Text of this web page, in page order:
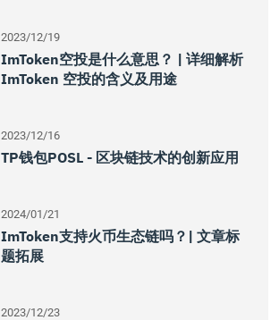
2023/12/19
ImToken空投是什么意思？ | 详细解析
ImToken 空投的含义及用途
2023/12/16
TP钱包POSL - 区块链技术的创新应用
2024/01/21
ImToken支持火币生态链吗？| 文章标
题拓展
2023/12/23